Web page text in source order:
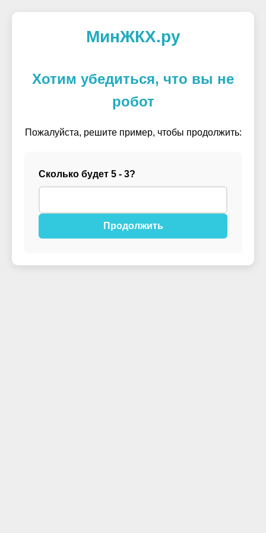
МинЖКХ.ру
Хотим убедиться, что вы не
робот
Пожалуйста, решите пример, чтобы продолжить:
Сколько будет 5 - 3?
Продолжить